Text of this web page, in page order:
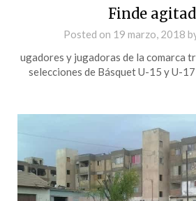
Finde
Posted on 19 marzo, 2018
ugadores y jugadoras de la comarca
selecciones de Básquet U-15 y U-